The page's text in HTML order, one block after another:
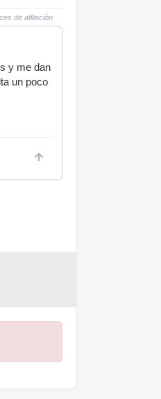
de afiliación
y me dan
un poco